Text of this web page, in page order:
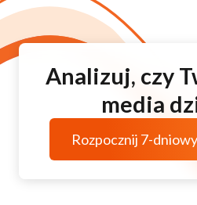
Analizuj, czy
media
Rozpocznij 7-